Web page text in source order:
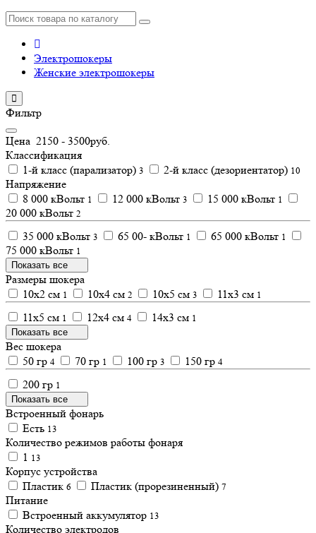
Электрошокеры
Женские электрошокеры
Фильтр
Цена 2150 - 3500руб.
Классификация
1-й класс (парализатор) 3 2-й класс (дезориентатор) 10
Напряжение
8 000 кВольт 1 12 000 кВольт 3 15 000 кВольт 1
20 000 кВольт 2
35 000 кВольт 3 65 00- кВольт 1 65 000 кВольт 1
75 000 кВольт 1
Показать все
Размеры шокера
10х2 см 1 10х4 см 2 10х5 см 3 11х3 см 1
11х5 см 1 12х4 см 4 14х3 см 1
Показать все
Вес шокера
50 гр 4 70 гр 1 100 гр 3 150 гр 4
200 гр 1
Показать все
Встроенный фонарь
Есть 13
Количество режимов работы фонаря
1 13
Корпус устройства
Пластик 6 Пластик (прорезиненный) 7
Питание
Встроенный аккумулятор 13
Количество электродов